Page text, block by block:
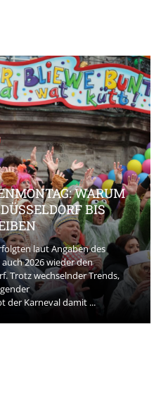
WARUM
BIS
laut Angaben des
2026 wieder den
Trotz wechselnder Trends,
der Karneval damit ...